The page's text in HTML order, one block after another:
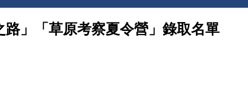
」「草原考察夏令營」錄取名單